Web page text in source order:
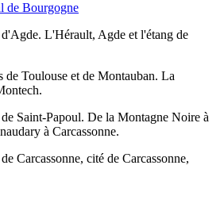
de Bourgogne
L'Hérault, Agde et l'étang de
de Toulouse et de Montauban. La
Saint-Papoul. De la Montagne Noire à
à Carcassonne.
Carcassonne, cité de Carcassonne,